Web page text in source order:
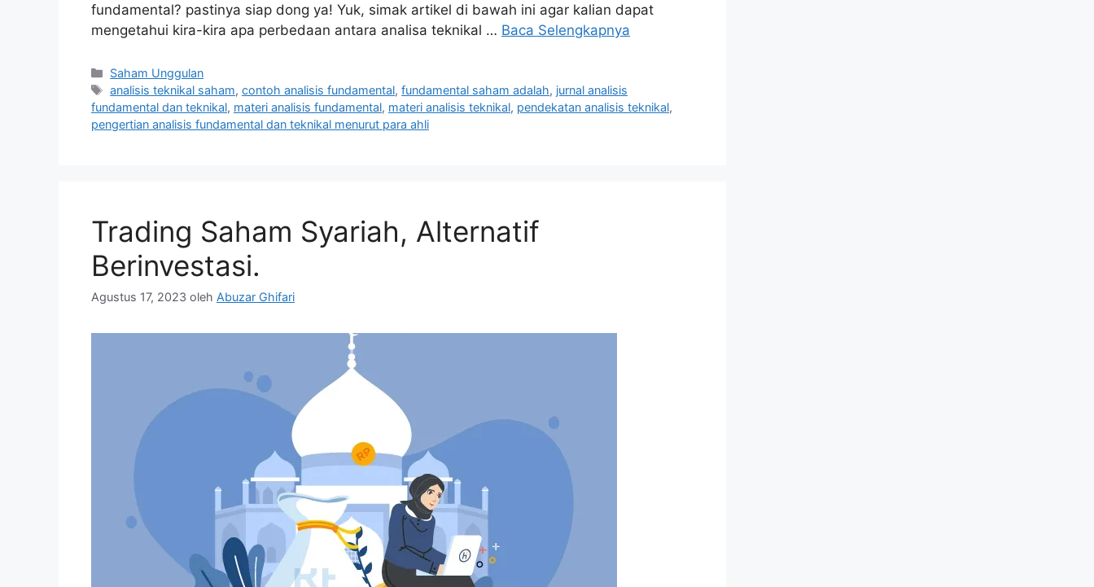
fundamental? pastinya siap dong ya! Yuk, simak artikel di bawah ini agar kalian dapat
mengetahui kira-kira apa perbedaan antara analisa teknikal … Baca Selengkapnya
Kategori
Saham Unggulan
Tag
analisis teknikal saham,contoh analisis fundamental,fundamental saham adalah, jurnal analisis
fundamental dan teknikal, materi analisis fundamental, materi analisis teknikal, pendekatan analisis teknikal,
pengertian analisis fundamental dan teknikal menurut para ahli
Trading Saham Syariah, Alternatif
Berinvestasi.
Agustus 17, 2023 oleh Abuzar Ghifari